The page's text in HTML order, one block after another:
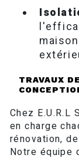
TRAVAUX
Chez E.U.R.L
en charge
rénovation,
Notre équipe